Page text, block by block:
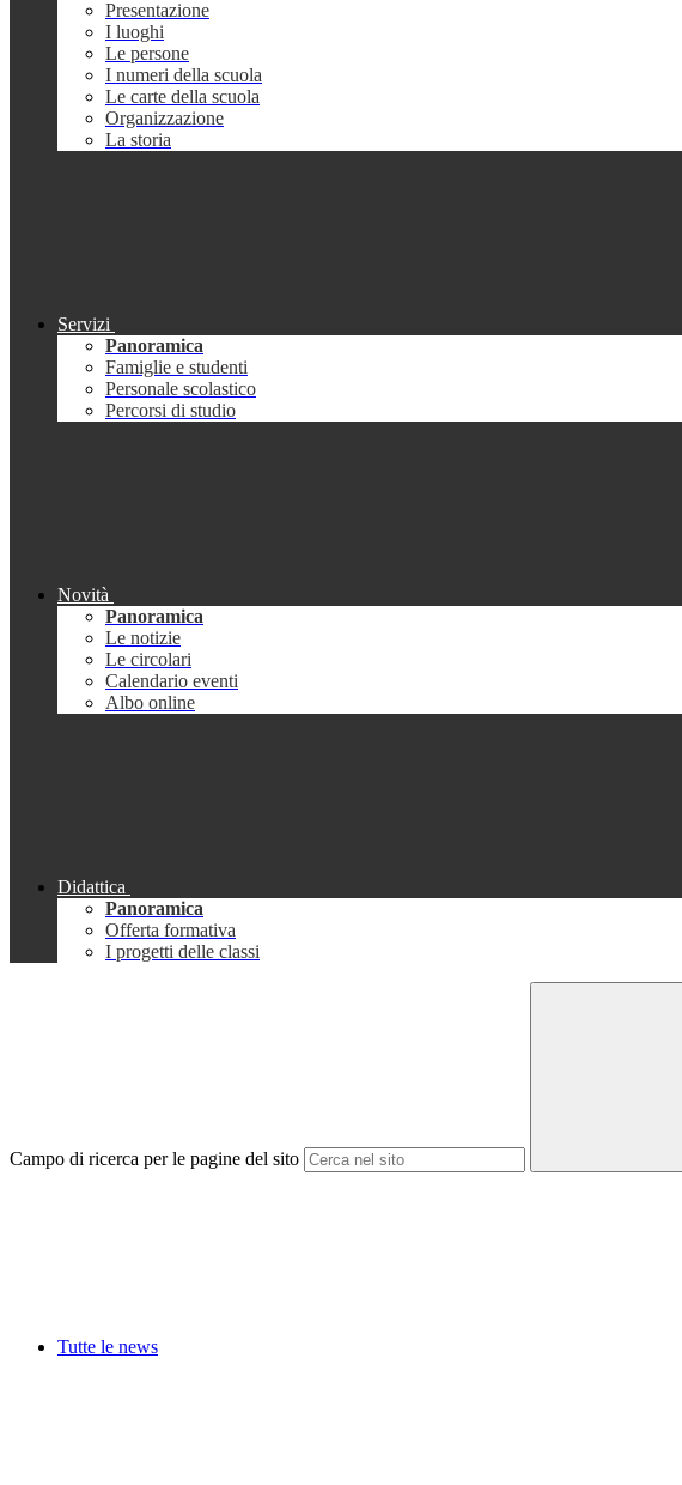
Presentazione
I luoghi
Le persone
I numeri della scuola
Le carte della scuola
Organizzazione
La storia
Servizi
Panoramica
Famiglie e studenti
Personale scolastico
Percorsi di studio
Novità
Panoramica
Le notizie
Le circolari
Calendario eventi
Albo online
Didattica
Panoramica
Offerta formativa
I progetti delle classi
Campo di ricerca per le pagine del sito
Tutte le news